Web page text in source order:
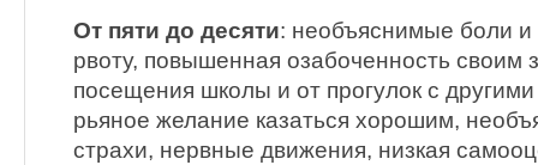
От пяти до десяти: необъяснимые боли и
рвоту, повышенная озабоченность своим
посещения школы и от прогулок с
рьяное желание казаться хорошим,
страхи, нервные движения, низкая